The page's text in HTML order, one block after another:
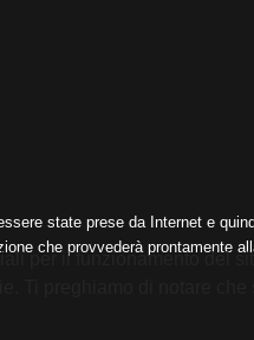
state prese da Internet e
che provvederà prontamente
per il funzionamento del